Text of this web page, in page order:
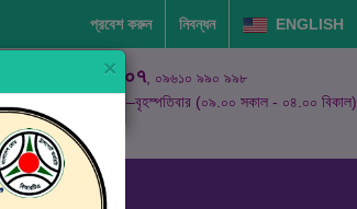
প্রবেশ করুন নিবন্ধন ENGLISH
১৬১০৭ , ০৯৬১০ ৯৯০ ৯৯৮
রবিবার–বৃহস্পতিবার (০৯.০০ সকাল - ০৪.০০ বিকাল)
×